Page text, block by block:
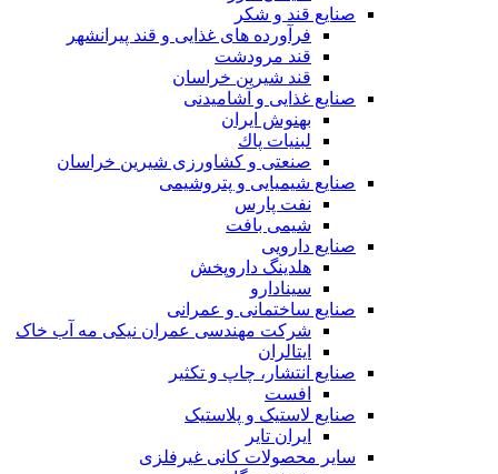
صنایع قند و شکر
فرآورده های غذایی و قند پیرانشهر
قند مرودشت
قند شیرین خراسان
صنایع غذايی و آشاميدنی
بهنوش ایران
لبنيات پاك
صنعتی و کشاورزی شیرین خراسان
صنایع شیمیایی و پتروشیمی
نفت پارس
شیمی بافت
صنایع دارویی
هلدینگ داروپخش
سینادارو
صنایع ساختمانی و عمرانی
شرکت مهندسی عمران نیکی مه آب خاک
ایتالران
صنایع انتشار، چاپ و تکثير
افست
صنایع لاستیک و پلاستیک
ایران تایر
ساير محصولات كانی غيرفلزی